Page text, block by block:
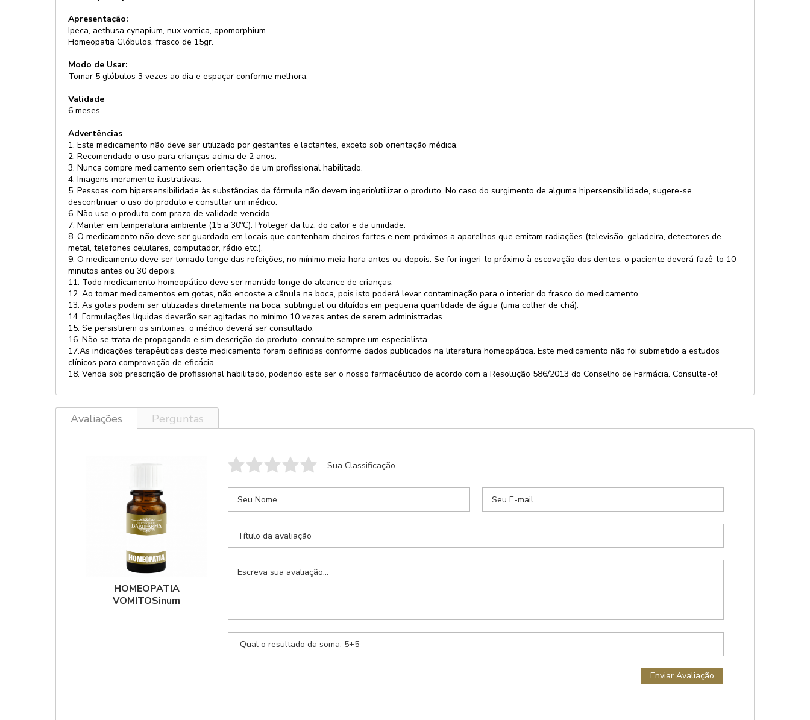
Retornaremos seu contato com previsão de entrega
Anexar Receita Nenhum arquivo selecionado
Apresentação:
Ipeca, aethusa cynapium, nux vomica, apomorphium.
Homeopatia Glóbulos, frasco de 15gr.
Modo de Usar:
Tomar 5 glóbulos 3 vezes ao dia e espaçar conforme melhora.
Validade
6 meses
Advertências
1. Este medicamento não deve ser utilizado por gestantes e lactantes, exceto sob orientação médica.
2. Recomendado o uso para crianças acima de 2 anos.
3. Nunca compre medicamento sem orientação de um profissional habilitado.
4. Imagens meramente ilustrativas.
5. Pessoas com hipersensibilidade às substâncias da fórmula não devem ingerir/utilizar o produto. No caso do surgimento de alguma hipersensibilidade, sugere-se
descontinuar o uso do produto e consultar um médico.
6. Não use o produto com prazo de validade vencido.
7. Manter em temperatura ambiente (15 a 30ºC). Proteger da luz, do calor e da umidade.
8. O medicamento não deve ser guardado em locais que contenham cheiros fortes e nem próximos a aparelhos que emitam radiações (televisão, geladeira, detectores de
metal, telefones celulares, computador, rádio etc.).
9. O medicamento deve ser tomado longe das refeições, no mínimo meia hora antes ou depois. Se for ingeri-lo próximo à escovação dos dentes, o paciente deverá fazê-lo 10
minutos antes ou 30 depois.
11. Todo medicamento homeopático deve ser mantido longe do alcance de crianças.
12. Ao tomar medicamentos em gotas, não encoste a cânula na boca, pois isto poderá levar contaminação para o interior do frasco do medicamento.
13. As gotas podem ser utilizadas diretamente na boca, sublingual ou diluídos em pequena quantidade de água (uma colher de chá).
14. Formulações líquidas deverão ser agitadas no mínimo 10 vezes antes de serem administradas.
15. Se persistirem os sintomas, o médico deverá ser consultado.
16. Não se trata de propaganda e sim descrição do produto, consulte sempre um especialista.
17.As indicações terapêuticas deste medicamento foram definidas conforme dados publicados na literatura homeopática. Este medicamento não foi submetido a estudos
clínicos para comprovação de eficácia.
18. Venda sob prescrição de profissional habilitado, podendo este ser o nosso farmacêutico de acordo com a Resolução 586/2013 do Conselho de Farmácia. Consulte-o!
Avaliações Perguntas
HOMEOPATIA
VOMITOSinum
Sua Classificação